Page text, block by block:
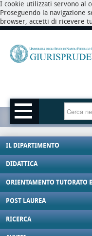
I cookie utilizzati servono al
Proseguendo la navigazione
browser, accetti di ricevere
IL DIPARTIMENTO
DIDATTICA
ORIENTAMENTO TUTORATO
POST LAUREA
RICERCA